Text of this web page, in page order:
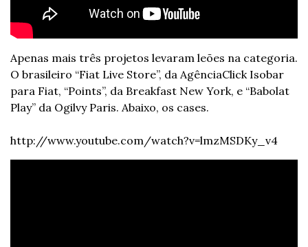
Apenas mais três projetos levaram leões na categoria.
O brasileiro “Fiat Live Store”, da AgênciaClick Isobar
para Fiat, “Points”, da Breakfast New York, e “Babolat
Play” da Ogilvy Paris. Abaixo, os cases.
http://www.youtube.com/watch?v=lmzMSDKy_v4